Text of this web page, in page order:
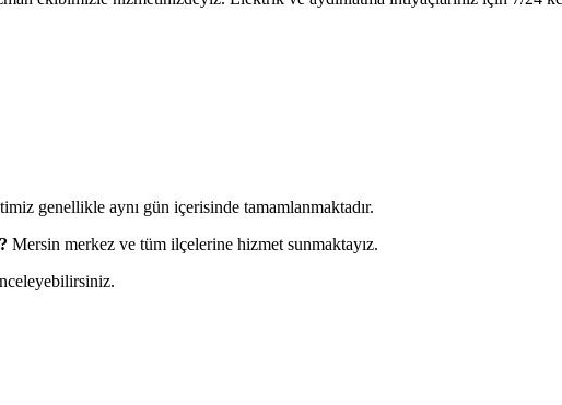
genellikle aynı gün içerisinde tamamlanmaktadır.
Mersin merkez ve tüm ilçelerine hizmet sunmaktayız.